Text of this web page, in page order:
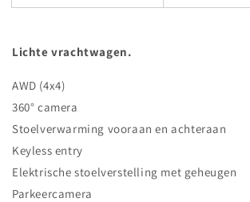
Lichte vrachtwagen.
AWD (4x4)
360° camera
Stoelverwarming vooraan en achteraan
Keyless entry
Elektrische stoelverstelling met geheugen
Parkeercamera